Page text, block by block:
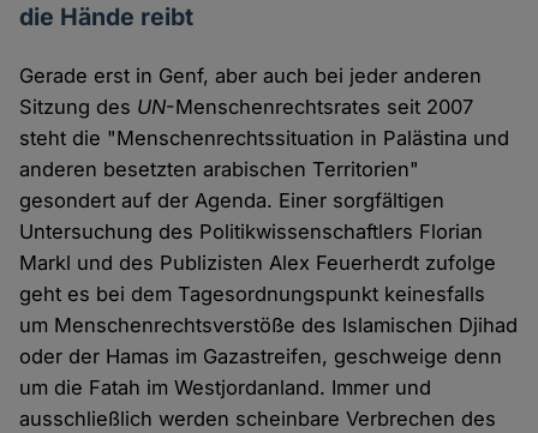
die Hände reibt
Gerade erst in Genf, aber auch bei jeder anderen
Sitzung des UN-Menschenrechtsrates seit 2007
steht die "Menschenrechtssituation in Palästina und
anderen besetzten arabischen Territorien"
gesondert auf der Agenda. Einer sorgfältigen
Untersuchung des Politikwissenschaftlers Florian
Markl und des Publizisten Alex Feuerherdt zufolge
geht es bei dem Tagesordnungspunkt keinesfalls
um Menschenrechtsverstöße des Islamischen Djihad
oder der Hamas im Gazastreifen, geschweige denn
um die Fatah im Westjordanland. Immer und
ausschließlich werden scheinbare Verbrechen des